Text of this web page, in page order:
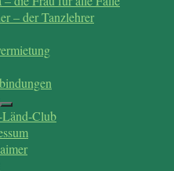
– der Tanzlehrer
Länd-Club